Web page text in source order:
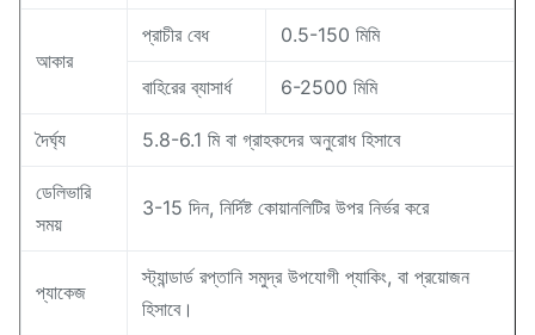
আকার
প্রাচীর বেধ 0.5-150 মিমি
বাহিরের ব্যাসার্ধ 6-2500 মিমি
দৈর্ঘ্য 5.8-6.1 মি বা গ্রাহকদের অনুরোধ হিসাবে
ডেলিভারি
সময়
3-15 দিন, নির্দিষ্ট কোয়ানলিটির উপর নির্ভর করে
প্যাকেজ
স্ট্যান্ডার্ড রপ্তানি সমুদ্র উপযোগী প্যাকিং, বা প্রয়োজন
হিসাবে।